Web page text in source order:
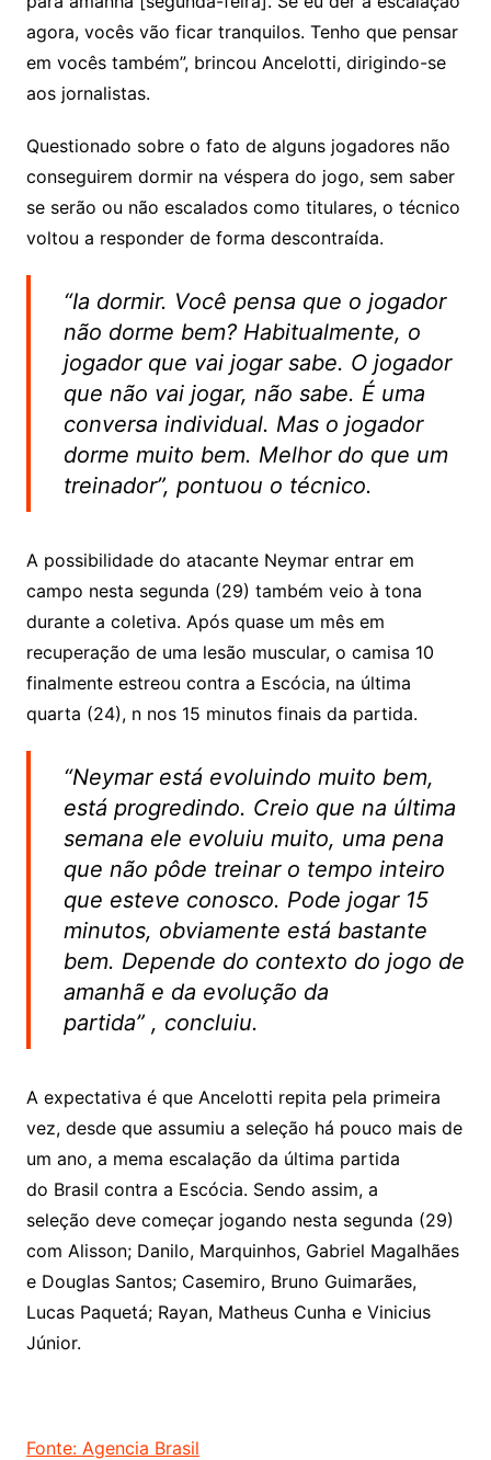
agora, vocês vão ficar tranquilos. Tenho que pensar
em vocês também”, brincou Ancelotti, dirigindo-se
aos jornalistas.
Questionado sobre o fato de alguns jogadores não
conseguirem dormir na véspera do jogo, sem saber
se serão ou não escalados como titulares, o técnico
voltou a responder de forma descontraída.
“Ia dormir. Você pensa que o jogador
não dorme bem? Habitualmente, o
jogador que vai jogar sabe. O jogador
que não vai jogar, não sabe. É uma
conversa individual. Mas o jogador
dorme muito bem. Melhor do que um
treinador”, pontuou o técnico.
A possibilidade do atacante Neymar entrar em
campo nesta segunda (29) também veio à tona
durante a coletiva. Após quase um mês em
recuperação de uma lesão muscular, o camisa 10
finalmente estreou contra a Escócia, na última
quarta (24), n nos 15 minutos finais da partida.
“Neymar está evoluindo muito bem,
está progredindo. Creio que na última
semana ele evoluiu muito, uma pena
que não pôde treinar o tempo inteiro
que esteve conosco. Pode jogar 15
minutos, obviamente está bastante
bem. Depende do contexto do jogo de
amanhã e da evolução da
partida” , concluiu.
A expectativa é que Ancelotti repita pela primeira
vez, desde que assumiu a seleção há pouco mais de
um ano, a mema escalação da última partida
do Brasil contra a Escócia. Sendo assim, a
seleção deve começar jogando nesta segunda (29)
com Alisson; Danilo, Marquinhos, Gabriel Magalhães
e Douglas Santos; Casemiro, Bruno Guimarães,
Lucas Paquetá; Rayan, Matheus Cunha e Vinicius
Júnior.
Fonte: Agencia Brasil